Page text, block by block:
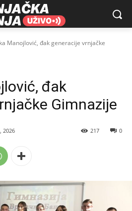
Manojlović, đak generacije vrnjačke
đak
Gimnazije
2026 0
217